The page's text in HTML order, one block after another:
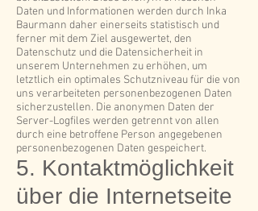
Daten und Informationen werden durch Inka
Baurmann daher einerseits statistisch und
ferner mit dem Ziel ausgewertet, den
Datenschutz und die Datensicherheit in
unserem Unternehmen zu erhöhen, um
letztlich ein optimales Schutzniveau für die von
uns verarbeiteten personenbezogenen Daten
sicherzustellen. Die anonymen Daten der
Server-Logfiles werden getrennt von allen
durch eine betroffene Person angegebenen
personenbezogenen Daten gespeichert.
5. Kontaktmöglichkeit
über die Internetseite